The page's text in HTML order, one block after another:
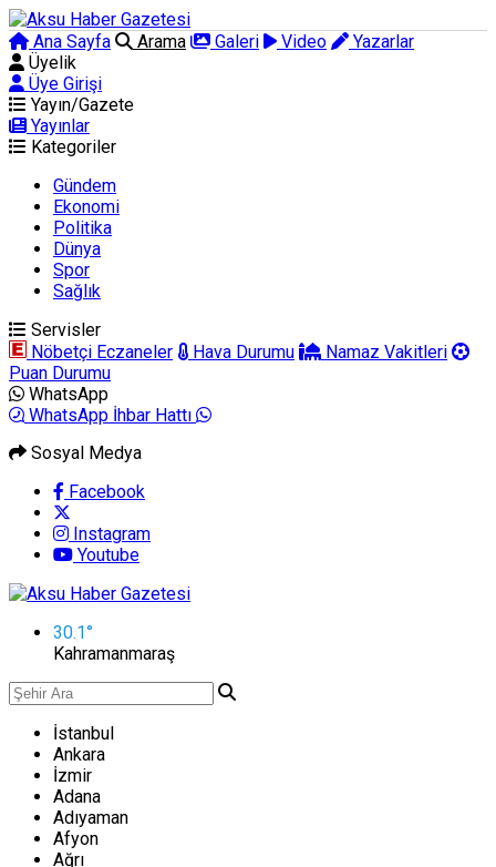
Ana Sayfa Arama Galeri Video
Yazarlar
Üyelik
Üye Girişi
Yayın/Gazete
Yayınlar
Kategoriler
Gündem
Ekonomi
Politika
Dünya
Spor
Sağlık
Servisler
Nöbetçi Eczaneler
Hava Durumu
Namaz Vakitleri
Puan Durumu
WhatsApp
WhatsApp İhbar Hattı
Sosyal Medya
Facebook
Instagram
Youtube
30.1°
Kahramanmaraş
İstanbul
Ankara
İzmir
Adana
Adıyaman
Afyon
Ağrı